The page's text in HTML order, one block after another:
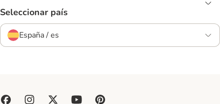
Seleccionar país
España / es